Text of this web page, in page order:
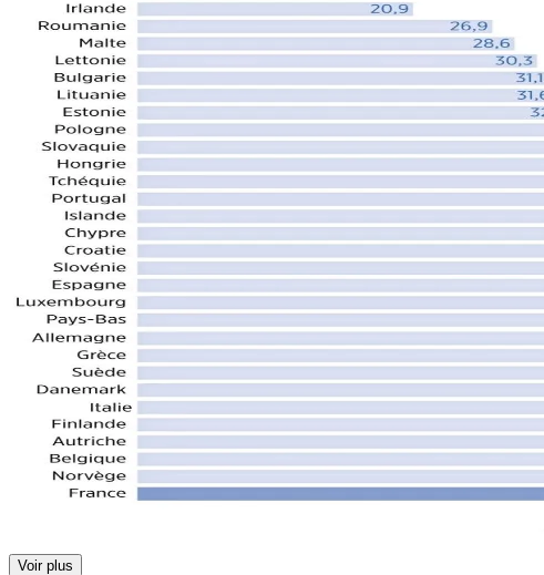
Voir plus